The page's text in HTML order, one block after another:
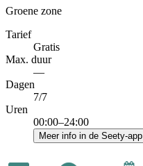
Groene zone
Tarief
Gratis
Max. duur
—
Dagen
7/7
Uren
00:00–24:00
Meer info in de Seety-app